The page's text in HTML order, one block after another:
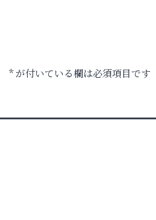
*が付いている欄は必須項目です